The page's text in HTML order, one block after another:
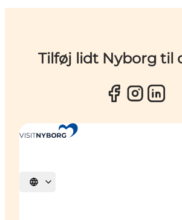
Tilføj lidt Nyborg til
Vælg sprog